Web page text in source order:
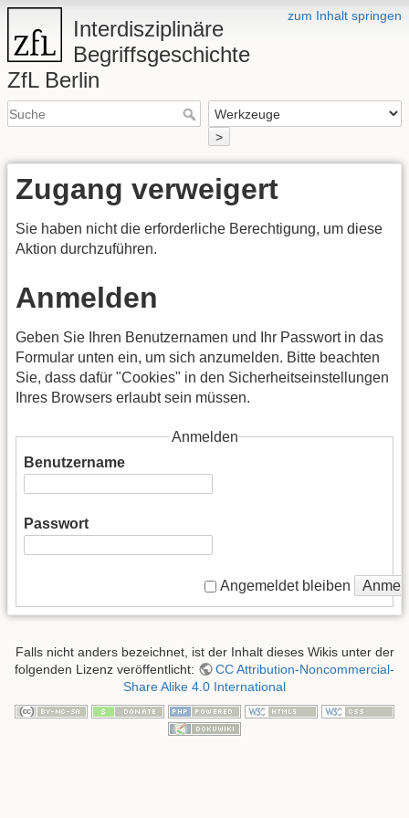
zum Inhalt springen
Interdisziplinäre
Begriffsgeschichte
ZfL Berlin
>
Zugang verweigert
Sie haben nicht die erforderliche Berechtigung, um diese
Aktion durchzuführen.
Anmelden
Geben Sie Ihren Benutzernamen und Ihr Passwort in das
Formular unten ein, um sich anzumelden. Bitte beachten
Sie, dass dafür "Cookies" in den Sicherheitseinstellungen
Ihres Browsers erlaubt sein müssen.
Anmelden
Benutzername
Passwort
Angemeldet bleiben
Falls nicht anders bezeichnet, ist der Inhalt dieses Wikis unter der
folgenden Lizenz veröffentlicht:
CC Attribution-Noncommercial-
Share Alike 4.0 International